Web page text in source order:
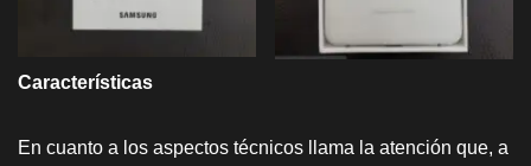
Características
En cuanto a los aspectos técnicos llama la atención que, a